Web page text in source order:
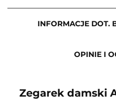
INFORMACJE DOT.
OPINIE I
Zegarek damski